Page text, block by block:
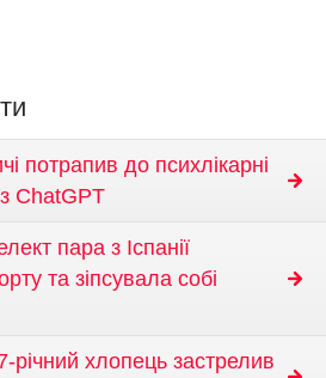
потрапив до психлікарні
ChatGPT
пара з Іспанії
та зіпсувала собі
річний хлопець застрелив